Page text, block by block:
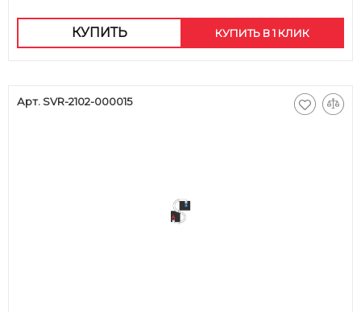
КУПИТЬ КУПИТЬ В 1 КЛИК
Арт. SVR-2102-000015